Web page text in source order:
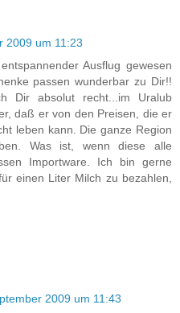
2009 um 11:23
Ausflug gewesen
passen wunderbar zu Dir!!
Dir absolut recht...im Uralub
daß er von den Preisen, die er
leben kann. Die ganze Region
Was ist, wenn diese alle
Importware. Ich bin gerne
einen Liter Milch zu bezahlen,
2009 um 11:43